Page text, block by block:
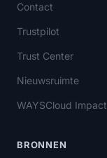
Contact
Trustpilot
Trust Center
Nieuwsruimte
WAYSCloud Impact
BRONNEN